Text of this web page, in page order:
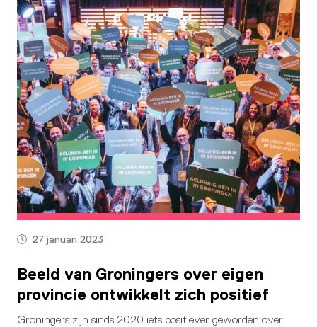
27 januari 2023
Beeld van Groningers over eigen
provincie ontwikkelt zich positief
Groningers zijn sinds 2020 iets positiever geworden over